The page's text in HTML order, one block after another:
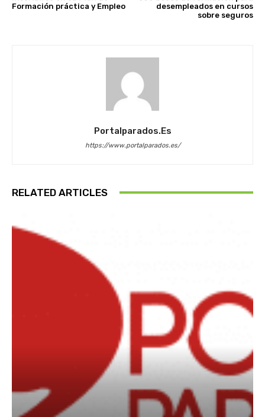
Formación práctica y Empleo
desempleados en cursos
sobre seguros
Portalparados.es
https://www.portalparados.es/
RELATED ARTICLES